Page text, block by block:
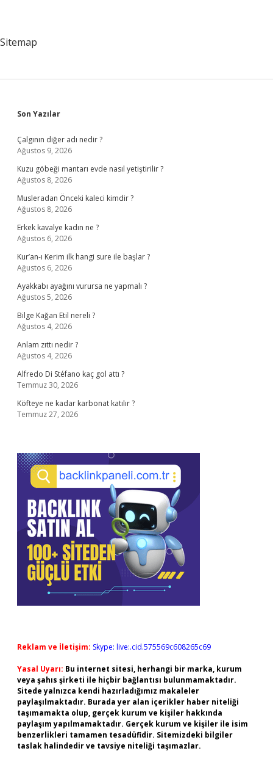
Sitemap
Sidebar
Son Yazılar
Çalgının diğer adı nedir ?
Ağustos 9, 2026
Kuzu göbeği mantarı evde nasıl yetiştirilir ?
Ağustos 8, 2026
Musleradan Önceki kaleci kimdir ?
Ağustos 8, 2026
Erkek kavalye kadın ne ?
Ağustos 6, 2026
Kur’an-ı Kerim ilk hangi sure ile başlar ?
Ağustos 6, 2026
Ayakkabı ayağını vurursa ne yapmalı ?
Ağustos 5, 2026
Bilge Kağan Etil nereli ?
Ağustos 4, 2026
Anlam zıttı nedir ?
Ağustos 4, 2026
Alfredo Di Stéfano kaç gol attı ?
Temmuz 30, 2026
Köfteye ne kadar karbonat katılır ?
Temmuz 27, 2026
Reklam ve İletişim: Skype: live:.cid.575569c608265c69
Yasal Uyarı: Bu internet sitesi, herhangi bir marka, kurum
veya şahıs şirketi ile hiçbir bağlantısı bulunmamaktadır.
Sitede yalnızca kendi hazırladığımız makaleler
paylaşılmaktadır. Burada yer alan içerikler haber niteliği
taşımamakta olup, gerçek kurum ve kişiler hakkında
paylaşım yapılmamaktadır. Gerçek kurum ve kişiler ile isim
benzerlikleri tamamen tesadüfidir. Sitemizdeki bilgiler
taslak halindedir ve tavsiye niteliği taşımazlar.